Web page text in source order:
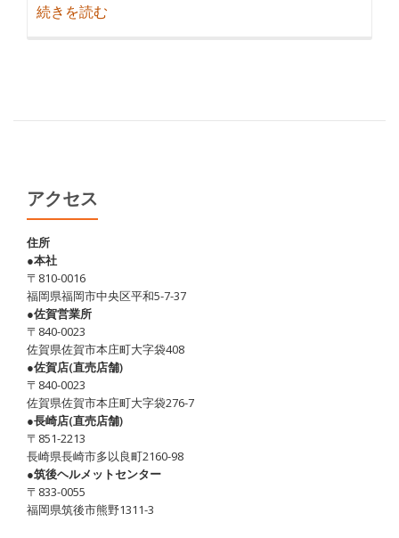
続きを読む
夏
症
忘
ず
に！
アクセス
住所
●本社
〒810-0016
福岡県福岡市中央区平和5-7-37
●佐賀営業所
〒840-0023
佐賀県佐賀市本庄町大字袋408
●佐賀店(直売店舗)
〒840-0023
佐賀県佐賀市本庄町大字袋276-7
●長崎店(直売店舗)
〒851-2213
長崎県長崎市多以良町2160-98
●筑後ヘルメットセンター
〒833-0055
福岡県筑後市熊野1311-3